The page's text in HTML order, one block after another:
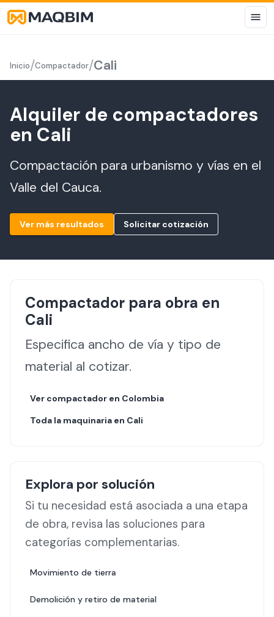
Inicio/Compactador/Cali
Alquiler de compactadores
en Cali
Compactación para urbanismo y vías en el
Valle del Cauca.
Ver más resultados Solicitar cotización
Compactador para obra en
Cali
Especifica ancho de vía y tipo de
material al cotizar.
Ver compactador en Colombia
Toda la maquinaria en Cali
Explora por solución
Si tu necesidad está asociada a una etapa
de obra, revisa las soluciones para
categorías complementarias.
Movimiento de tierra
Demolición y retiro de material